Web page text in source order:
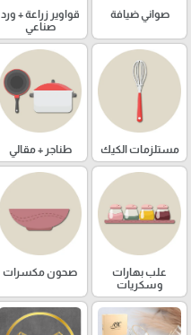
صواني ضيافة
قواوير زراعة + ورد
صناعي
مستلزمات الكيك طناجر + مقالي
علب بهارات
وسكريات
صحون مكسرات